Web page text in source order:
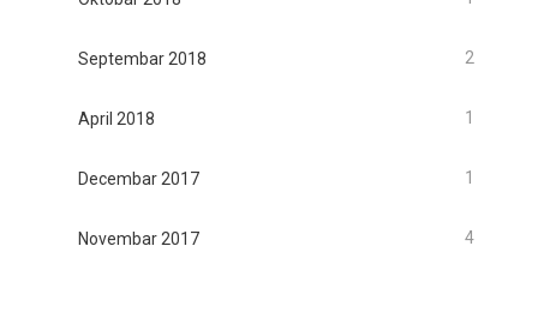
Septembar 2018 2
April 2018 1
Decembar 2017 1
Novembar 2017 4